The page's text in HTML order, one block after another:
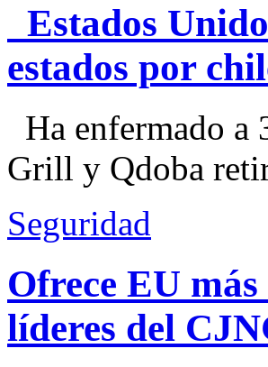
Estados
estados por
Ha enfermado a
Grill y Qdoba
Seguridad
Ofrece EU
líderes del